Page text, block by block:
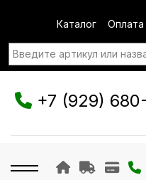
Каталог Оплата
+7 (929)